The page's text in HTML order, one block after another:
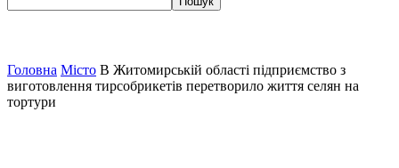
Головна Місто В Житомирській області підприємство з
виготовлення тирсобрикетів перетворило життя селян на
тортури